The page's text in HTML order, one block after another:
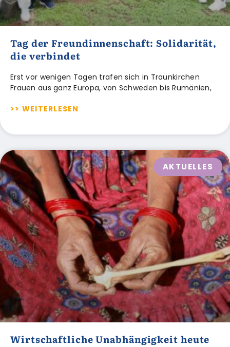
Tag der Freundinnenschaft: Solidarität,
die verbindet
Erst vor wenigen Tagen trafen sich in Traunkirchen
Frauen aus ganz Europa, von Schweden bis Rumänien,
>> WEITERLESEN
AKTUELLES
Wirtschaftliche Unabhängigkeit heute